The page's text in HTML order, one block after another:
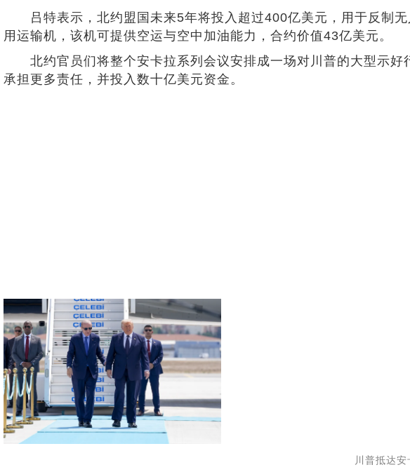
吕特表示，北约盟国未来5年将投入超过400亿美元，用于反制无
用运输机，该机可提供空运与空中加油能力，合约价值43亿美元。
北约官员们将整个安卡拉系列会议安排成一场对川普的大型示好
承担更多责任，并投入数十亿美元资金。
川普抵达安